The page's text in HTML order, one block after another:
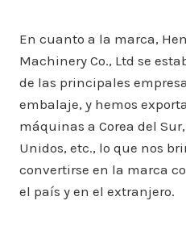
En cuanto a la marca,
Machinery Co., Ltd se
de las principales
embalaje, y hemos
máquinas a Corea del
Unidos, etc., lo que nos
convertirse en la marca
el país y en el extranjero.